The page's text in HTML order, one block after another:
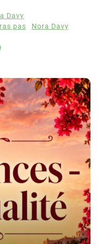
Davy
pas
Nora Davy